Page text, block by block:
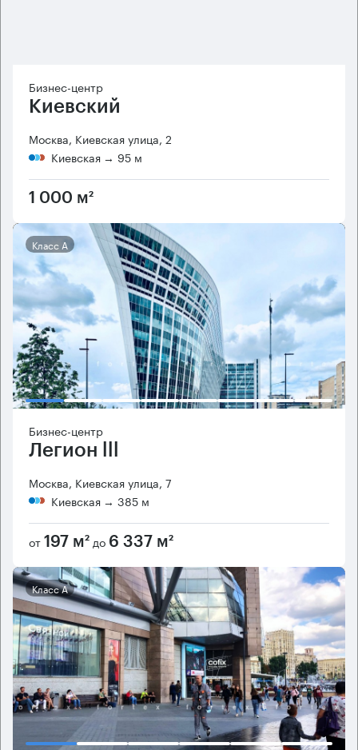
Бизнес-центр
Киевский
Москва, Киевская улица, 2
Киевская → 95 м
1 000 м²
Класс А
Бизнес-центр
Легион lll
Москва, Киевская улица, 7
Киевская → 385 м
от 197 м² до 6 337 м²
Класс А